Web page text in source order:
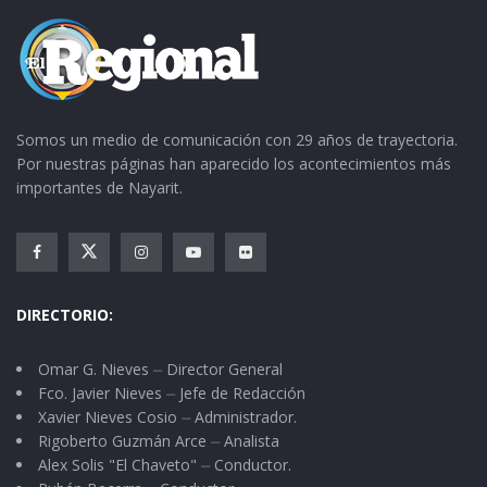
hijo de Fermín Saldívar y Felicitas Pereyda – mi
tía, hermana de mi madre -.
Fermín, se dedicaba al comercio ambulante.
Elaboraba la fruta conocida como “cubierto”.
Creo que también garapiñados entre otras
cosas propias de ese pequeño negocio. Era un
personaje característico de mi pueblo por sus
bromas pesaditas, sarcásticas, que soltaba a
Eso alguna vez le acarreó respuestas negativas
de quienes se sentían agraviados.
Fermín era hermano de doña Justa, señora que
en el portal redondo, frente al jardín que ahora
se le conoce como la “plaza de los pájaros
Somos un medio de comunicación con 29 años de trayectoria.
Por nuestras páginas han aparecido los acontecimientos más
importantes de Nayarit.
DIRECTORIO:
Omar G. Nieves ⏤ Director General
Fco. Javier Nieves ⏤ Jefe de Redacción
Xavier Nieves Cosio ⏤ Administrador.
Rigoberto Guzmán Arce ⏤ Analista
Alex Solis "El Chaveto" ⏤ Conductor.